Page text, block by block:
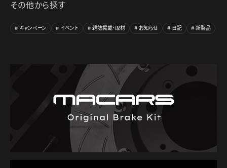
その他から探す
キャンペーン イベント 雑誌掲載・取材 お知らせ 日記 新製品